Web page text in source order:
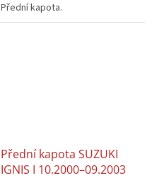
Přední kapota.
Přední kapota SUZUKI
IGNIS I 10.2000–09.2003